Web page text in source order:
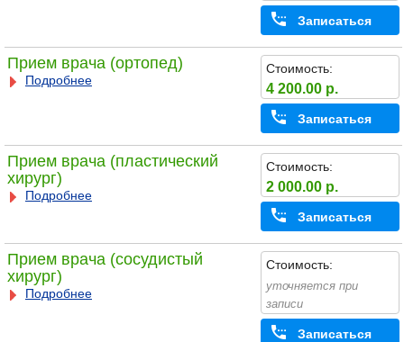
Записаться
Прием врача (ортопед)
Подробнее
Стоимость:
4 200.00 р.
Записаться
Прием врача (пластический
хирург)
Подробнее
Стоимость:
2 000.00 р.
Записаться
Прием врача (сосудистый
хирург)
Подробнее
Стоимость:
уточняется при
записи
Записаться